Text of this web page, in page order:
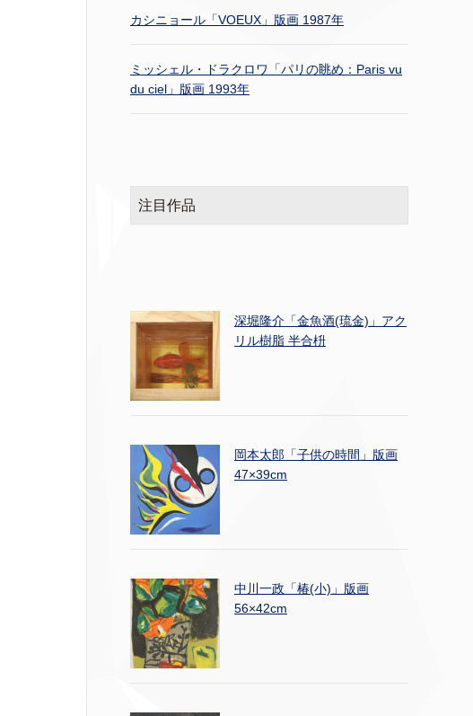
カシニョール「VOEUX」版画 1987年
ミッシェル・ドラクロワ「パリの眺め：Paris vu
du ciel」版画 1993年
注目作品
深堀隆介「金魚酒(琉金)」アク
リル樹脂 半合枡
岡本太郎「子供の時間」版画
47×39cm
中川一政「椿(小)」版画
56×42cm